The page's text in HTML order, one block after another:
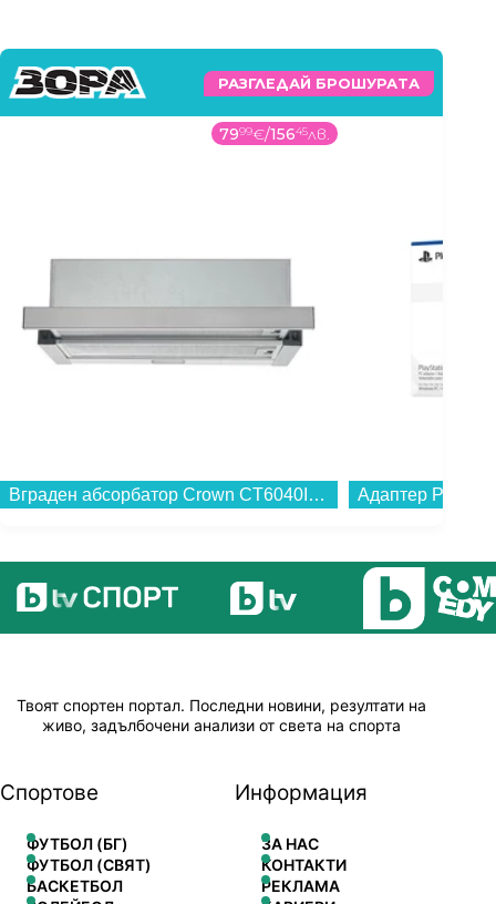
РАЗГЛЕДАЙ БРОШУРАТА
7999€/15645лв.
Вграден абсорбатор Crown CT6040IX...
Твоят спортен портал. Последни новини, резултати на
живо, задълбочени анализи от света на спорта
Спортове
ФУТБОЛ (БГ)
ФУТБОЛ (СВЯТ)
БАСКЕТБОЛ
Информация
ЗА НАС
КОНТАКТИ
РЕКЛАМА